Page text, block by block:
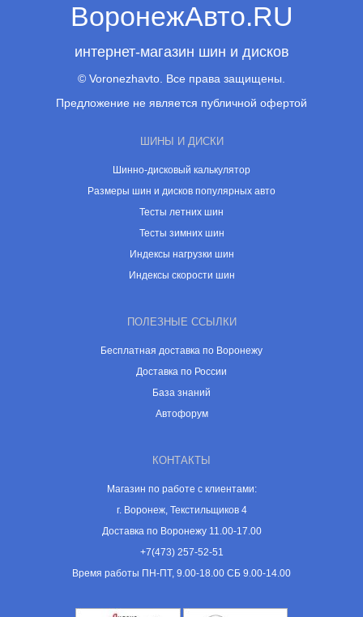
ВоронежАвто.RU
интернет-магазин шин и дисков
© Voronezhavto. Все права защищены.
Предложение не является публичной офертой
ШИНЫ И ДИСКИ
Шинно-дисковый калькулятор
Размеры шин и дисков популярных авто
Тесты летних шин
Тесты зимних шин
Индексы нагрузки шин
Индексы скорости шин
ПОЛЕЗНЫЕ ССЫЛКИ
Бесплатная доставка по Воронежу
Доставка по России
База знаний
Автофорум
КОНТАКТЫ
Магазин по работе с клиентами:
г. Воронеж, Текстильщиков 4
Доставка по Воронежу 11.00-17.00
+7(473) 257-52-51
Время работы ПН-ПТ, 9.00-18.00 СБ 9.00-14.00